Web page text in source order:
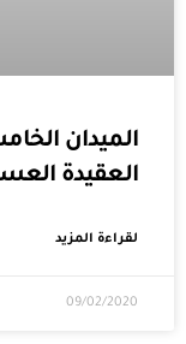
الميدان
العقيدة
لقراءة المزيد
09/02/2020